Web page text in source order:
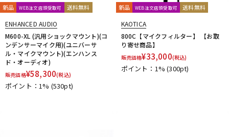
OHASHI
Oktava OLLO AUDIO onso ORB Oyaide
P-S
Palmer PEAVEY PhoenixAudio
Pioneer DJ
Placid Audio PMC
PreSonus
PRIMACOUSTIC
Primo PrismSound
PROIDEA
Protection Racket
Pueblo Audio
PULSE
Purple audio
QUIK LOK
reloop
reProducer Audio
新品 WEB注文店頭受取可 送料無料
ENHANCED AUDIO
M600-XL (汎用ショックマウント)(コ
ンデンサーマイク用)(ユニバーサ
ル・マイクマウント)(エンハンス
ド・オーディオ)
販売価格¥58,300(税込)
ポイント：1% (530pt)
新品 WEB注文店頭受取可 送料無料
KAOTICA
800C【マイクフィルター】 【お取
り寄せ商品】
販売価格¥33,000(税込)
ポイント：1%(300pt)